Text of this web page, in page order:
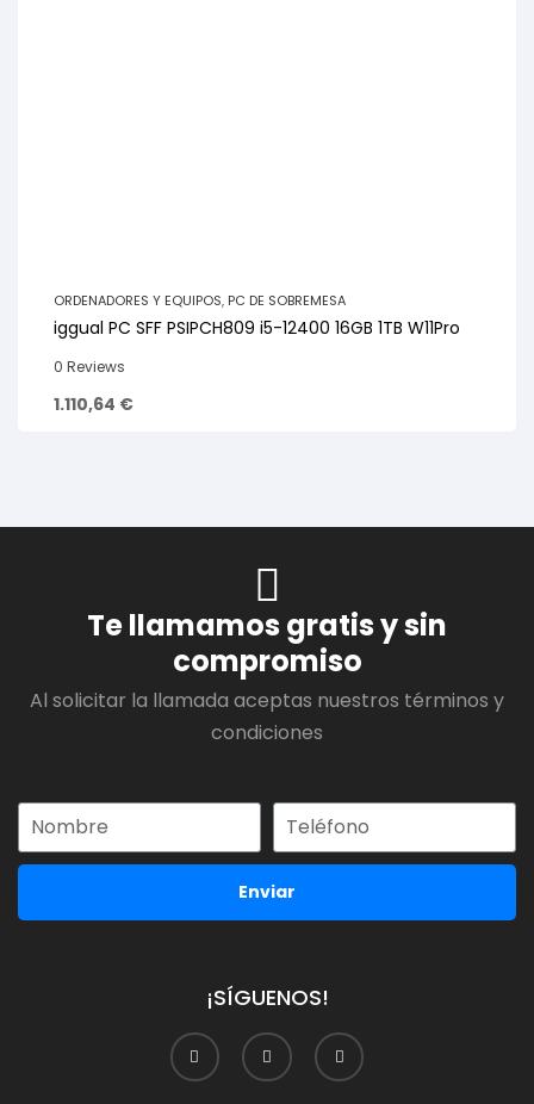
ORDENADORES Y EQUIPOS, PC DE SOBREMESA
iggual PC SFF PSIPCH809 i5-12400 16GB 1TB W11Pro
0 Reviews
1.110,64 €
Te llamamos gratis y sin
compromiso
Al solicitar la llamada aceptas nuestros términos y
condiciones
Enviar
¡SÍGUENOS!